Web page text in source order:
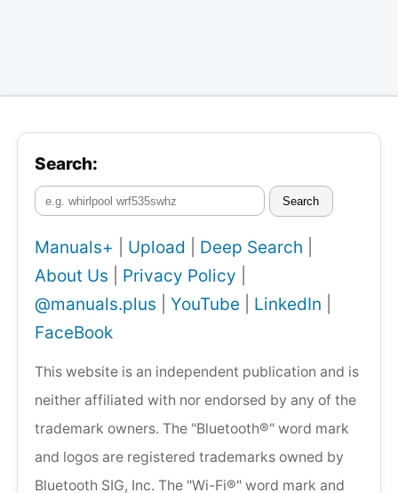
Search:
Search
Manuals+ Upload Deep Search
About Us
Privacy Policy
@manuals.plus
YouTube LinkedIn
FaceBook
This website is an independent publication and is
neither affiliated with nor endorsed by any of the
trademark owners. The "Bluetooth®" word mark
and logos are registered trademarks owned by
Bluetooth SIG, Inc. The "Wi-Fi®" word mark and